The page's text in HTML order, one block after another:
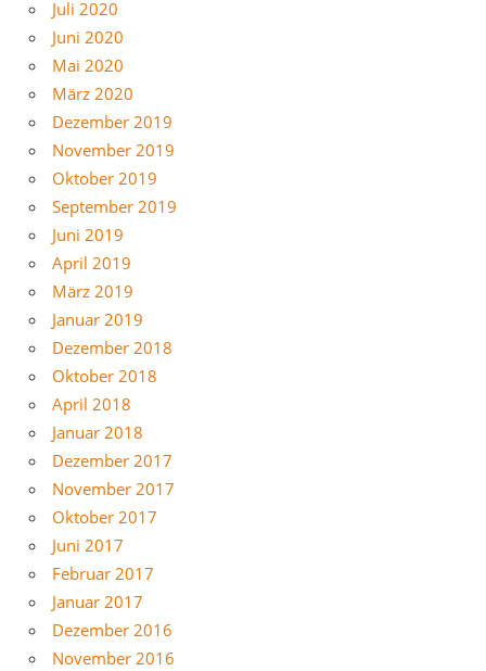
Juli 2020
Juni 2020
Mai 2020
März 2020
Dezember 2019
November 2019
Oktober 2019
September 2019
Juni 2019
April 2019
März 2019
Januar 2019
Dezember 2018
Oktober 2018
April 2018
Januar 2018
Dezember 2017
November 2017
Oktober 2017
Juni 2017
Februar 2017
Januar 2017
Dezember 2016
November 2016